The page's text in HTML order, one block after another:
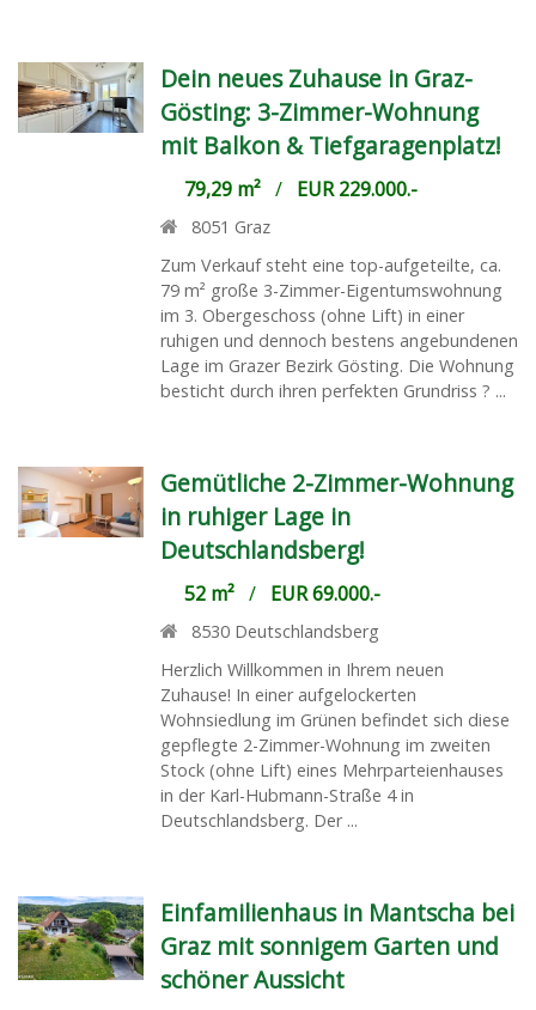
Dein neues Zuhause in Graz-
Gösting: 3-Zimmer-Wohnung
mit Balkon & Tiefgaragenplatz!
79,29 m²/ EUR 229.000.-
8051 Graz
Zum Verkauf steht eine top-aufgeteilte, ca.
79 m² große 3-Zimmer-Eigentumswohnung
im 3. Obergeschoss (ohne Lift) in einer
ruhigen und dennoch bestens angebundenen
Lage im Grazer Bezirk Gösting. Die Wohnung
besticht durch ihren perfekten Grundriss ? ...
Gemütliche 2-Zimmer-Wohnung
in ruhiger Lage in
Deutschlandsberg!
52 m²/ EUR 69.000.-
8530 Deutschlandsberg
Herzlich Willkommen in Ihrem neuen
Zuhause! In einer aufgelockerten
Wohnsiedlung im Grünen befindet sich diese
gepflegte 2-Zimmer-Wohnung im zweiten
Stock (ohne Lift) eines Mehrparteienhauses
in der Karl-Hubmann-Straße 4 in
Deutschlandsberg. Der ...
Einfamilienhaus in Mantscha bei
Graz mit sonnigem Garten und
schöner Aussicht